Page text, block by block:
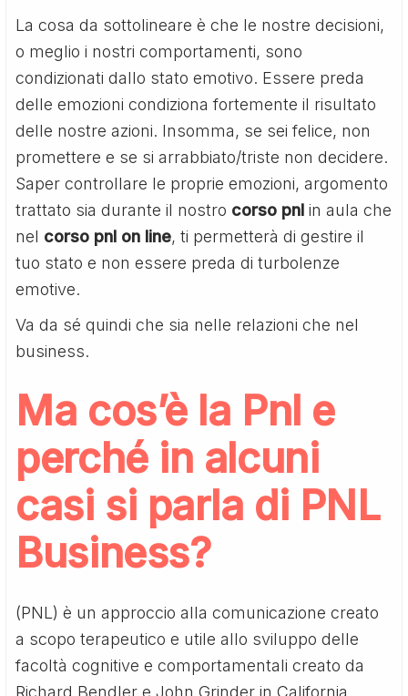
La cosa da sottolineare è che le nostre decisioni,
o meglio i nostri comportamenti, sono
condizionati dallo stato emotivo. Essere preda
delle emozioni condiziona fortemente il risultato
delle nostre azioni. Insomma, se sei felice, non
promettere e se si arrabbiato/triste non decidere.
Saper controllare le proprie emozioni, argomento
trattato sia durante il nostro corso pnl in aula che
nel corso pnl on line, ti permetterà di gestire il
tuo stato e non essere preda di turbolenze
emotive.
Va da sé quindi che sia nelle relazioni che nel
business.
Ma cos’è la Pnl e
perché in alcuni
casi si parla di PNL
Business?
(PNL) è un approccio alla comunicazione creato
a scopo terapeutico e utile allo sviluppo delle
facoltà cognitive e comportamentali creato da
Richard Bendler e John Grinder in California